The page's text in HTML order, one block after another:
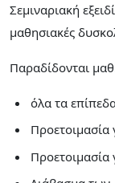
Σεμιναριακή
μαθησιακές
Παραδίδονται
όλα τα
Προετοιμασία
Προετοιμασία